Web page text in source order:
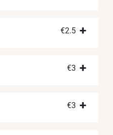
€2.5
€3
€3